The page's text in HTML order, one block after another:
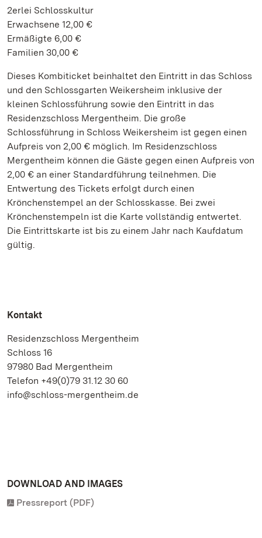
2erlei Schlosskultur
Erwachsene 12,00 €
Ermäßigte 6,00 €
Familien 30,00 €
Dieses Kombiticket beinhaltet den Eintritt in das Schloss
und den Schlossgarten Weikersheim inklusive der
kleinen Schlossführung sowie den Eintritt in das
Residenzschloss Mergentheim. Die große
Schlossführung in Schloss Weikersheim ist gegen einen
Aufpreis von 2,00 € möglich. Im Residenzschloss
Mergentheim können die Gäste gegen einen Aufpreis von
2,00 € an einer Standardführung teilnehmen. Die
Entwertung des Tickets erfolgt durch einen
Krönchenstempel an der Schlosskasse. Bei zwei
Krönchenstempeln ist die Karte vollständig entwertet.
Die Eintrittskarte ist bis zu einem Jahr nach Kaufdatum
gültig.
Kontakt
Residenzschloss Mergentheim
Schloss 16
97980 Bad Mergentheim
Telefon +49(0)79 31.12 30 60
info@schloss-mergentheim.de
DOWNLOAD AND IMAGES
Pressreport (PDF)